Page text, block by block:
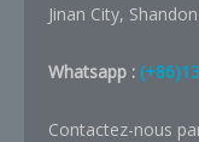
Jinan City,
Whatsapp :
Contactez-nous